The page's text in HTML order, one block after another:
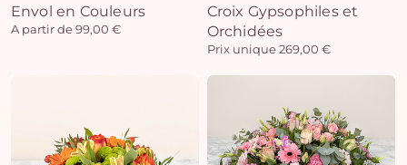
Envol en Couleurs
A partir de 99,00 €
Croix Gypsophiles et
Orchidées
Prix unique 269,00 €